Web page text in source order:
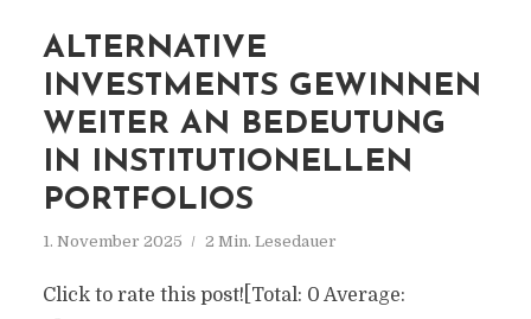
ALTERNATIVE
INVESTMENTS GEWINNEN
WEITER AN BEDEUTUNG
IN INSTITUTIONELLEN
PORTFOLIOS
1. November 2025 2 Min. Lesedauer
Click to rate this post![Total: 0 Average: